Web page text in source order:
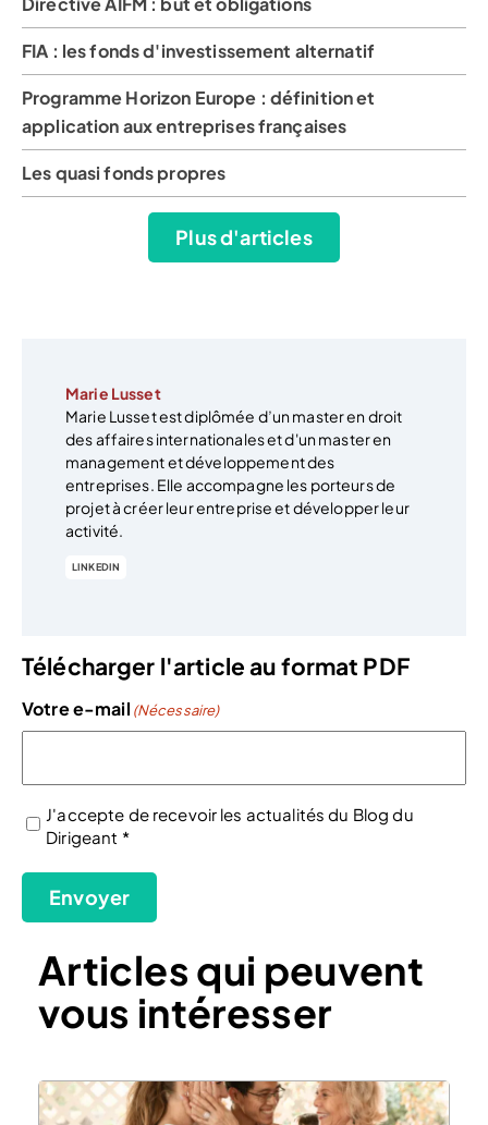
FIA : les fonds d'investissement alternatif
Programme Horizon Europe : définition et
application aux entreprises françaises
Les quasi fonds propres
Plus d'articles
Marie Lusset
Marie Lusset est diplômée d’un master en droit
des affaires internationales et d'un master en
management et développement des
entreprises. Elle accompagne les porteurs de
projet à créer leur entreprise et développer leur
activité.
LINKEDIN
Télécharger l'article au format PDF
Votre e-mail (Nécessaire)
(Nécessaire)
J'accepte de recevoir les actualités du Blog du
Dirigeant *
Envoyer
Articles qui peuvent
vous intéresser